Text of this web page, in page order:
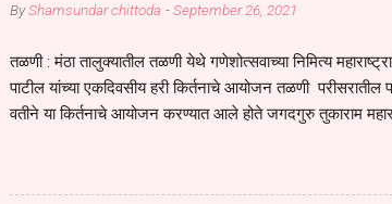
ByShamsundar chittoda -September 26, 2021
तळणी : मंठा तालुक्यातील तळणी येथे गणेशोत्सवाच्या निमित्य
पाटील यांच्या एकदिवसीय हरी किर्तनाचे आयोजन तळणी
वतीने या किर्तनाचे आयोजन करण्यात आले होते जगदगुरु तुकाराम
जातीच्या परीक्षेचा काळ आहे धर्ममंडपात बसलेली लोक ही खरच
महामारीतून जर आपल्याला वाचायचे असेल तर धार्मीक विचाराचा